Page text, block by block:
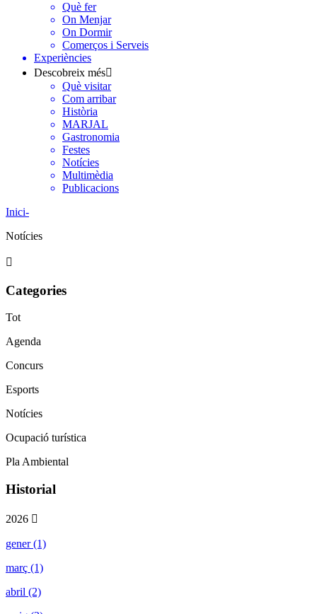
Què fer
On Menjar
On Dormir
Comerços i Serveis
Experiències
Descobreix més
Què visitar
Com arribar
Història
MARJAL
Gastronomia
Festes
Notícies
Multimèdia
Publicacions
Inici-
Notícies
Categories
Tot
Agenda
Concurs
Esports
Notícies
Ocupació turística
Pla Ambiental
Historial
2026
gener (1)
març (1)
abril (2)